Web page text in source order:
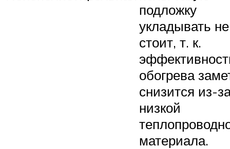
подложку
укладывать не
стоит, т. к.
обогрева
снизится из-
низкой
материала.